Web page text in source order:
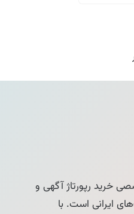
رپورتاژ آگهی و
ایرانی است. با